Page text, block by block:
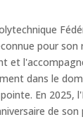
pour son
et
dans le
En 2025,
de